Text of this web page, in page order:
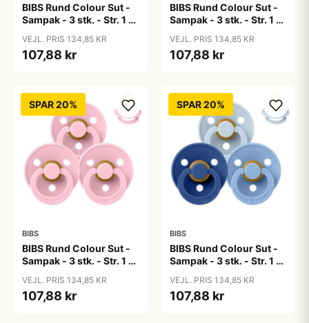
BIBS Rund Colour Sut -
Sampak - 3 stk. - Str. 1 -
VEJL. PRIS 134,85 KR
107,88 kr
BIBS Rund Colour Sut -
Sampak - 3 stk. - Str. 1 -
VEJL. PRIS 134,85 KR
107,88 kr
SPAR 20%
BIBS
BIBS Rund Colour Sut -
Sampak - 3 stk. - Str. 1 -
VEJL. PRIS 134,85 KR
107,88 kr
SPAR 20%
BIBS
BIBS Rund Colour Sut -
Sampak - 3 stk. - Str. 1 -
VEJL. PRIS 134,85 KR
107,88 kr